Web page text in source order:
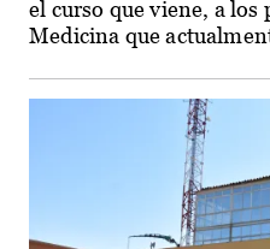
el curso que viene, a
Medicina que